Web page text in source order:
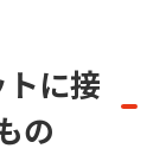
に接
の